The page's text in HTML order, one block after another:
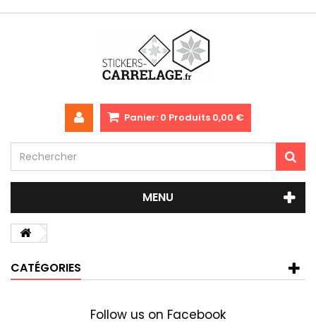
Panier: 0 Produits 0,00 €
MENU
CATÉGORIES
Follow us on Facebook